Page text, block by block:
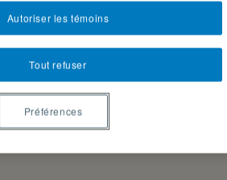
glissait ses sucettes colorées dans
ont compris que les 3,32 milliards
Tout refuser
Autoriser les témoins
Préférences